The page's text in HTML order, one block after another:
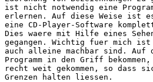
ist nicht notwendig eine
erlernen. Auf diese Weise ist
eine CD-Player-Software
Dies waere mit Hilfe eines
gegangen. Wichtig fuer mich ist
auch alleine machbar sind.
Programm in den Griff
recht weit gekommen, so dass
Grenzen halten liessen.